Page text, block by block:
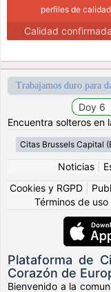
perfiles de calidad
Calidad confirmada
Trabajamos duro para
Encuentra solteros en
Citas Brussels Capital
Noticias
Cookies y RGPD
Términos de uso
Plataforma de
Corazón de
Bienvenido a la